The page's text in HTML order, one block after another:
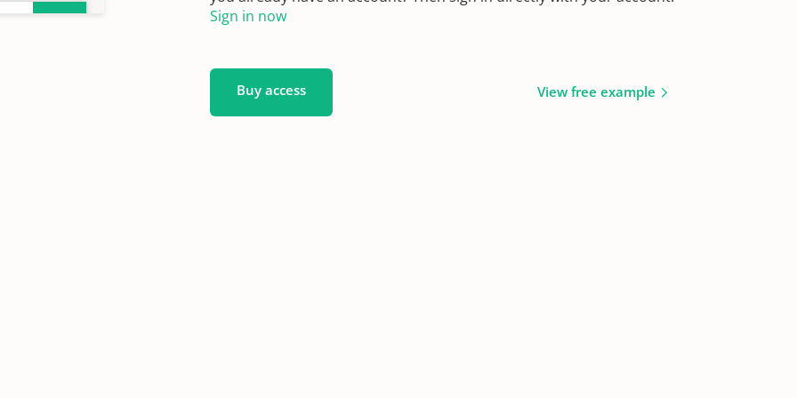
Sign in now
Buy access View free example